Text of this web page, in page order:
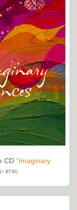
CD "Imaginary
(+ BTW)